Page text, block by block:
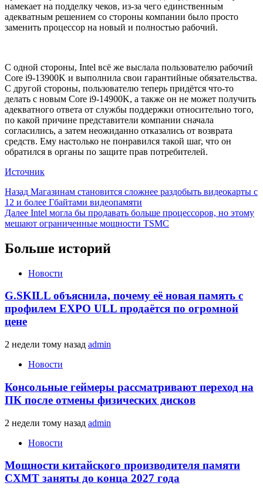
намекает на подделку чеков, из-за чего единственным
адекватным решением со стороны компании было просто
заменить процессор на новый и полностью рабочий.
С одной стороны, Intel всё же выслала пользователю рабочий
Core i9-13900K и выполнила свои гарантийные обязательства.
С другой стороны, пользователю теперь придётся что-то
делать с новым Core i9-14900K, а также он не может получить
адекватного ответа от службы поддержки относительно того,
по какой причине представители компании сначала
согласились, а затем неожиданно отказались от возврата
средств. Ему настолько не понравился такой шаг, что он
обратился в органы по защите прав потребителей.
Источник
Продолжить
чтение
Назад Магазинам становится сложнее раздобыть видеокарты с
12 и более Гбайтами видеопамяти
Далее Intel могла бы продавать больше процессоров, но этому
мешают ограниченные мощности TSMC
Больше историй
Новости
G.SKILL объяснила, почему её новая память с
профилем EXPO ULL продаётся по огромной
цене
2 недели тому назад admin
Новости
Консольные геймеры рассматривают переход на
ПК после отмены физических дисков
2 недели тому назад admin
Новости
Мощности китайского производителя памяти
CXMT заняты до конца 2027 года